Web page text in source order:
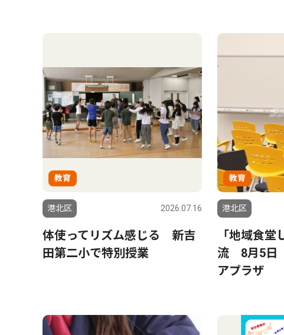
教育
港北区 2026.07.16
体使ってリズム感じる 新吉
田第二小で特別授業
教育
港北区
「地域食
流 8月5日
アプラザ